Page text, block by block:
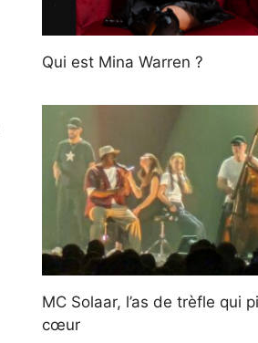
Qui est Mina Warren ?
MC Solaar, l’as de trèfle qui
cœur